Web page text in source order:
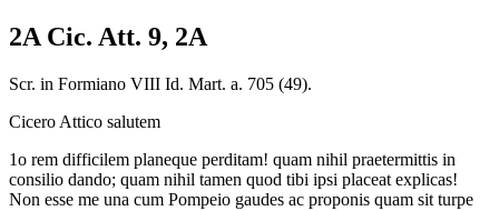
2A Cic. Att. 9, 2A
Scr. in Formiano VIII Id. Mart. a. 705 (49).
Cicero Attico salutem
1o rem difficilem planeque perditam! quam nihil praetermittis in
consilio dando; quam nihil tamen quod tibi ipsi placeat explicas!
Non esse me una cum Pompeio gaudes ac proponis quam sit turpe